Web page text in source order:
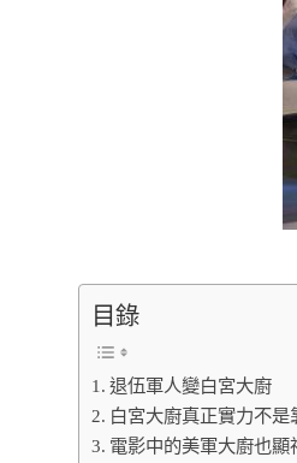
目錄
退伍軍人變白宮大廚
白宮大廚真正實力不是
電影中的美軍大廚也顯